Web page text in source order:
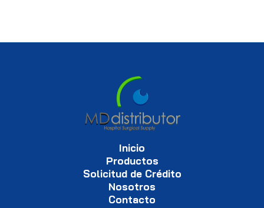
Inicio
Productos
Solicitud de Crédito
Nosotros
Contacto